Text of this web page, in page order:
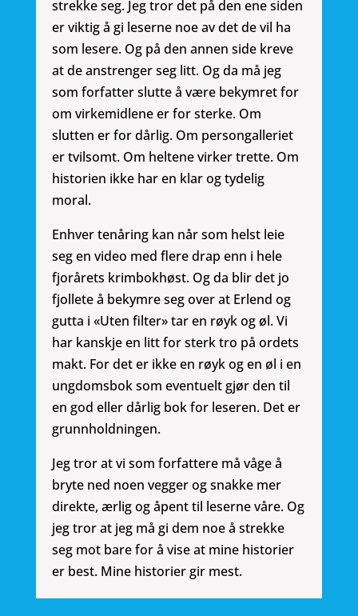
strekke seg. Jeg tror det på den ene siden
er viktig å gi leserne noe av det de vil ha
som lesere. Og på den annen side kreve
at de anstrenger seg litt. Og da må jeg
som forfatter slutte å være bekymret for
om virkemidlene er for sterke. Om
slutten er for dårlig. Om persongalleriet
er tvilsomt. Om heltene virker trette. Om
historien ikke har en klar og tydelig
moral.
Enhver tenåring kan når som helst leie
seg en video med flere drap enn i hele
fjorårets krimbokhøst. Og da blir det jo
fjollete å bekymre seg over at Erlend og
gutta i «Uten filter» tar en røyk og øl. Vi
har kanskje en litt for sterk tro på ordets
makt. For det er ikke en røyk og en øl i en
ungdomsbok som eventuelt gjør den til
en god eller dårlig bok for leseren. Det er
grunnholdningen.
Jeg tror at vi som forfattere må våge å
bryte ned noen vegger og snakke mer
direkte, ærlig og åpent til leserne våre. Og
jeg tror at jeg må gi dem noe å strekke
seg mot bare for å vise at mine historier
er best. Mine historier gir mest.